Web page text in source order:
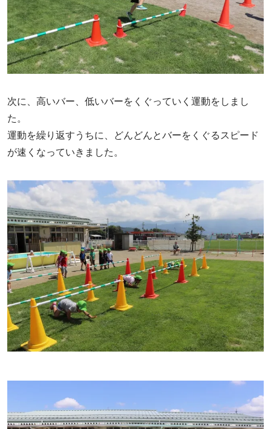
次に、高いバー、低いバーをくぐっていく運動をしまし
た。
運動を繰り返すうちに、どんどんとバーをくぐるスピード
が速くなっていきました。